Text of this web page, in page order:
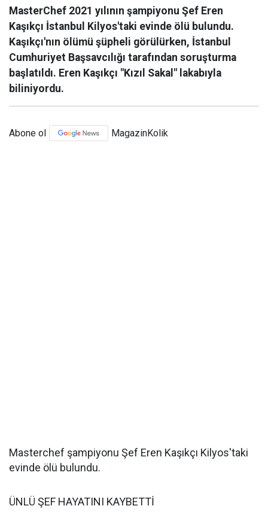
MasterChef 2021 yılının şampiyonu Şef Eren
Kaşıkçı İstanbul Kilyos'taki evinde ölü bulundu.
Kaşıkçı'nın ölümü şüpheli görülürken, İstanbul
Cumhuriyet Başsavcılığı tarafından soruşturma
başlatıldı. Eren Kaşıkçı "Kızıl Sakal" lakabıyla
biliniyordu.
Abone ol MagazinKolik
Masterchef şampiyonu Şef Eren Kaşıkçı Kilyos'taki
evinde ölü bulundu.
ÜNLÜ ŞEF HAYATINI KAYBETTİ